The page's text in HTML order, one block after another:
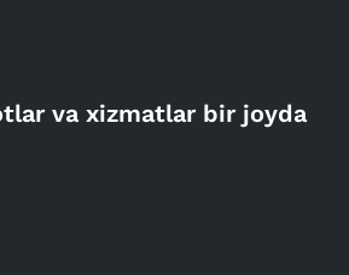
va xizmatlar bir joyda